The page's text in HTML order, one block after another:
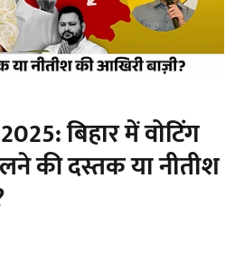
बिहार में वोटिंग
की दस्तक या नीतीश